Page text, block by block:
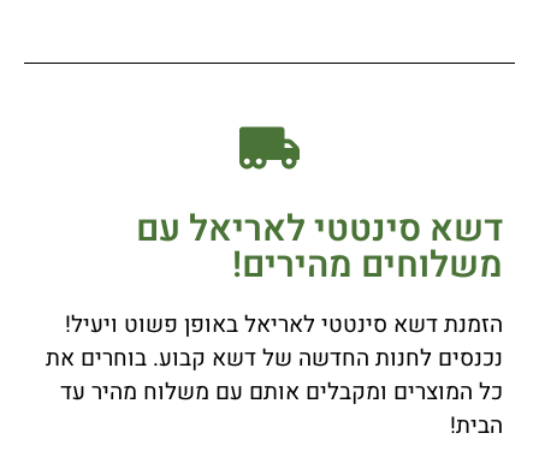
דשא סינטטי לאריאל עם
משלוחים מהירים!
הזמנת דשא סינטטי לאריאל באופן פשוט ויעיל!
נכנסים לחנות החדשה של דשא קבוע. בוחרים את
כל המוצרים ומקבלים אותם עם משלוח מהיר עד
הבית!